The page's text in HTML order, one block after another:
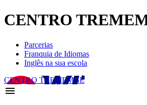
CENTRO
Parcerias
Franquia de Idiomas
Inglês na sua escola
CENTRO TREMEMBÉ
menu